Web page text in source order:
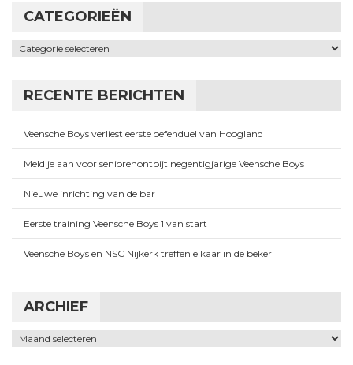
CATEGORIEËN
Categorieën
RECENTE BERICHTEN
Veensche Boys verliest eerste oefenduel van Hoogland
Meld je aan voor seniorenontbijt negentigjarige Veensche Boys
Nieuwe inrichting van de bar
Eerste training Veensche Boys 1 van start
Veensche Boys en NSC Nijkerk treffen elkaar in de beker
ARCHIEF
Archief